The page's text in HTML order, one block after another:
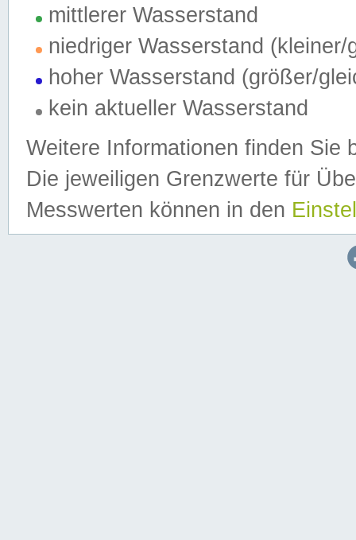
mittlerer Wasserstand
niedriger Wasserstand (kleiner/
hoher Wasserstand (größer/
kein aktueller Wasserstand
Weitere Informationen finden Sie
Die jeweiligen Grenzwerte für
Messwerten können in den